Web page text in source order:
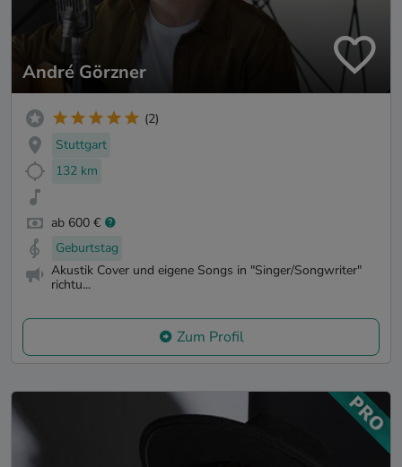
André Görzner
(2)
Stuttgart
132 km
ab 600 €
Geburtstag
Akustik Cover und eigene Songs in "Singer/Songwriter"
richtu...
Zum Profil